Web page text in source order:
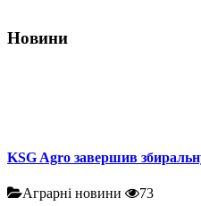
Новини
KSG Agro завершив
Аграрні новини 73